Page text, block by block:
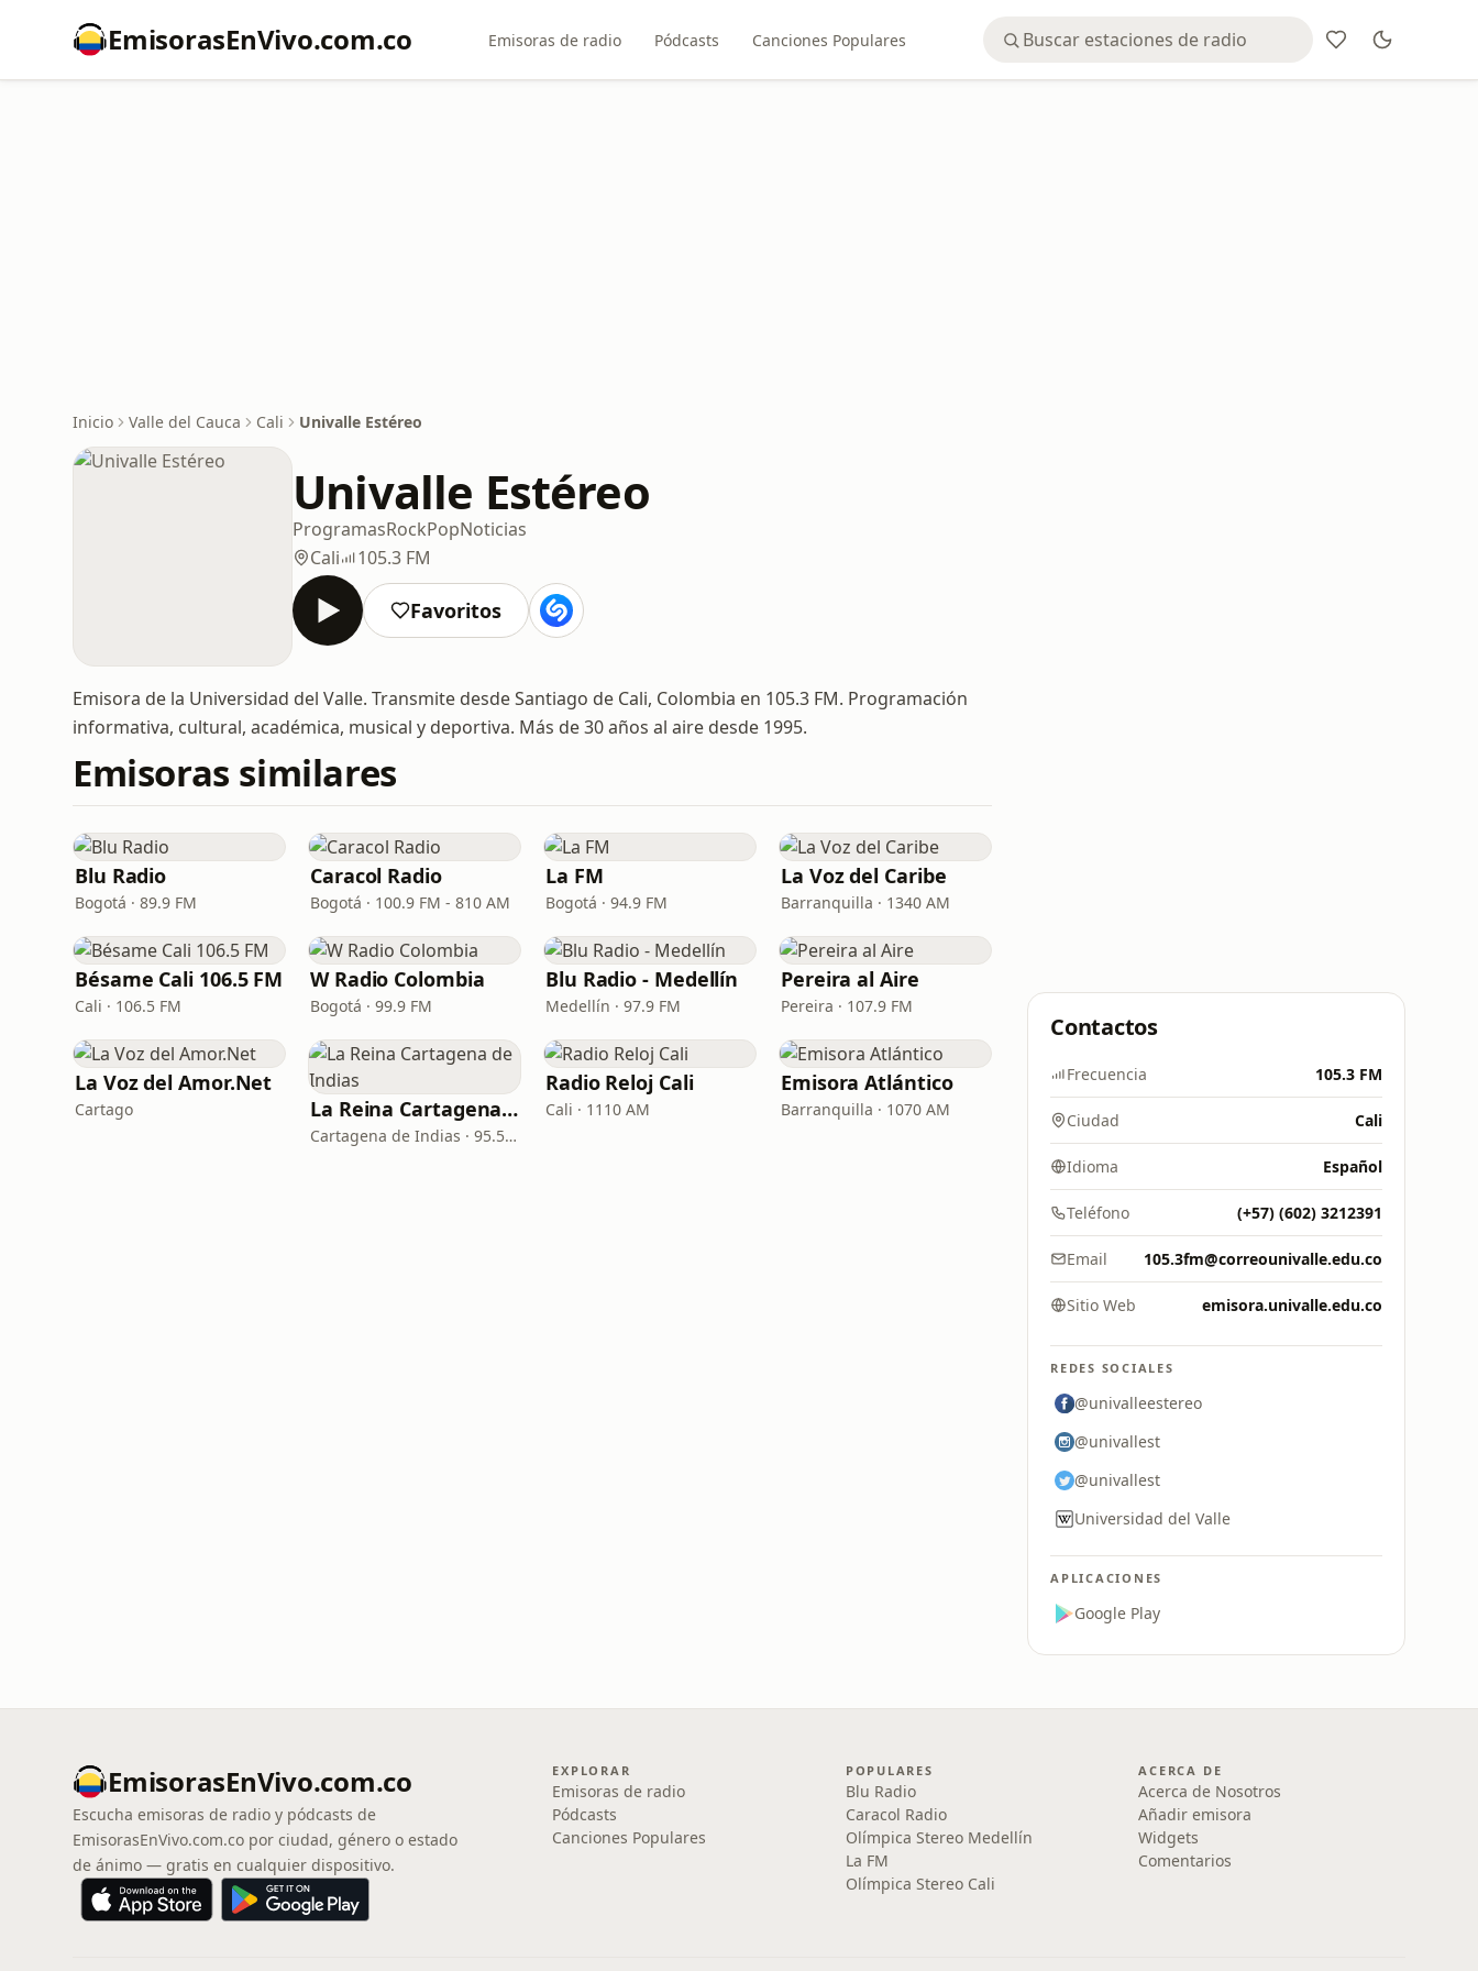
EmisorasEnVivo.com.co Emisoras de radio Pódcasts Canciones Populares
Inicio Valle del Cauca Cali Univalle Estéreo
Univalle Estéreo
ProgramasRockPopNoticias
Cali
105.3 FM
Favoritos
Emisora de la Universidad del Valle. Transmite desde Santiago de Cali, Colombia en 105.3 FM. Programación
informativa, cultural, académica, musical y deportiva. Más de 30 años al aire desde 1995.
Emisoras similares
Blu Radio
Bogotá · 89.9 FM
Caracol Radio
Bogotá · 100.9 FM - 810 AM
La FM
Bogotá · 94.9 FM
La Voz del Caribe
Barranquilla · 1340 AM
Bésame Cali 106.5 FM
Cali · 106.5 FM
W Radio Colombia
Bogotá · 99.9 FM
Blu Radio - Medellín
Medellín · 97.9 FM
Pereira al Aire
Pereira · 107.9 FM
La Voz del Amor.Net
Cartago La Reina Cartagena de Indias
Cartagena de Indias · 95.5 FM
Radio Reloj Cali
Cali · 1110 AM
Emisora Atlántico
Barranquilla · 1070 AM
Contactos
Frecuencia 105.3 FM
Ciudad Cali
Idioma Español
Teléfono (+57) (602) 3212391
Email 105.3fm@correounivalle.edu.co
Sitio Web emisora.univalle.edu.co
REDES SOCIALES
@univalleestereo
@univallest
@univallest
Universidad del Valle
APLICACIONES
Google Play
EmisorasEnVivo.com.co
Escucha emisoras de radio y pódcasts de
EmisorasEnVivo.com.co por ciudad, género o estado
de ánimo — gratis en cualquier dispositivo.
EXPLORAR
Emisoras de radio
Pódcasts
Canciones Populares
POPULARES
Blu Radio
Caracol Radio
Olímpica Stereo Medellín
La FM
Olímpica Stereo Cali
ACERCA DE
Acerca de Nosotros
Añadir emisora
Widgets
Comentarios